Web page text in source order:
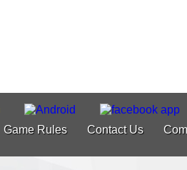
Game Rules Contact Us